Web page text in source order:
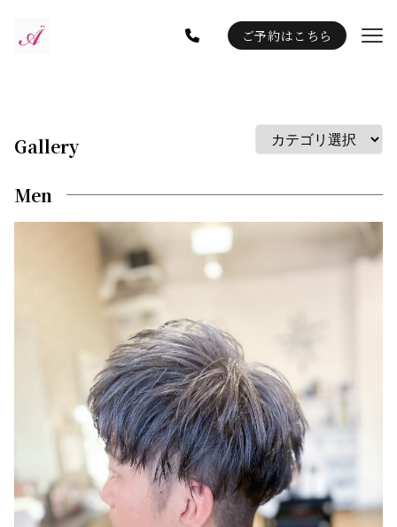
ご予約はこちら
Gallery
Gallery
Men